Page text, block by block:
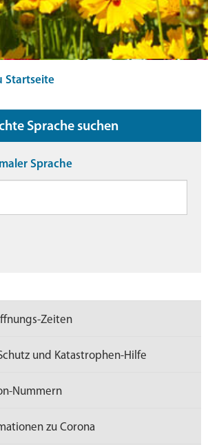
Startseite
Sprache suchen
Sprache
Zeiten
und Katastrophen-Hilfe
Nummern
zu Corona